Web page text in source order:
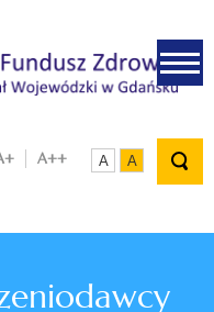
A++ A A